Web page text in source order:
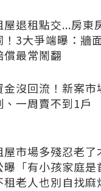
屋退租點交...房東
！3大爭端曝：牆
償最常鬧翻
金沒回流！新案市
、一周賣不到1戶
屋市場多殘忍老了
曝「有小孩家庭是
租老人也別自找麻